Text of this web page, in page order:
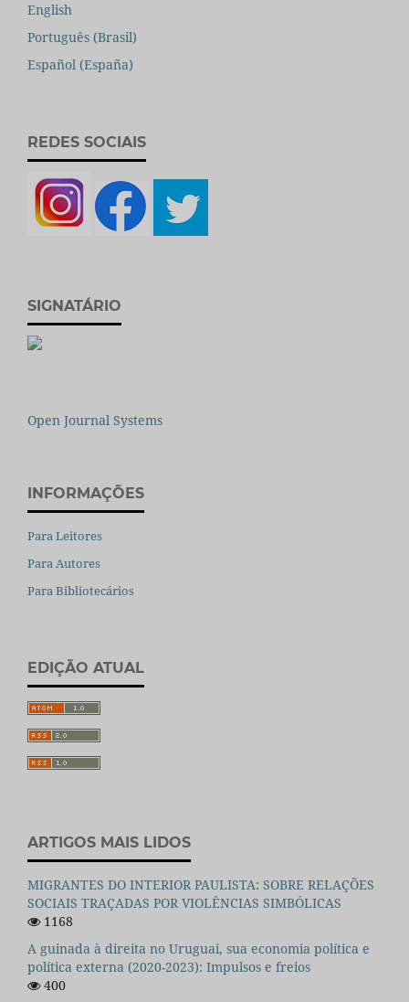
English
Português (Brasil)
Español (España)
REDES SOCIAIS
SIGNATÁRIO
Open Journal Systems
INFORMAÇÕES
Para Leitores
Para Autores
Para Bibliotecários
EDIÇÃO ATUAL
ARTIGOS MAIS LIDOS
MIGRANTES DO INTERIOR PAULISTA: SOBRE RELAÇÕES
SOCIAIS TRAÇADAS POR VIOLÊNCIAS SIMBÓLICAS
1168
A guinada à direita no Uruguai, sua economia política e
política externa (2020-2023): Impulsos e freios
400